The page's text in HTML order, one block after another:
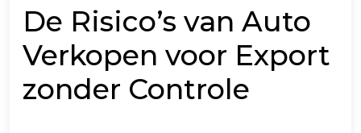
De Risico’s van Auto
Verkopen voor Export
zonder Controle